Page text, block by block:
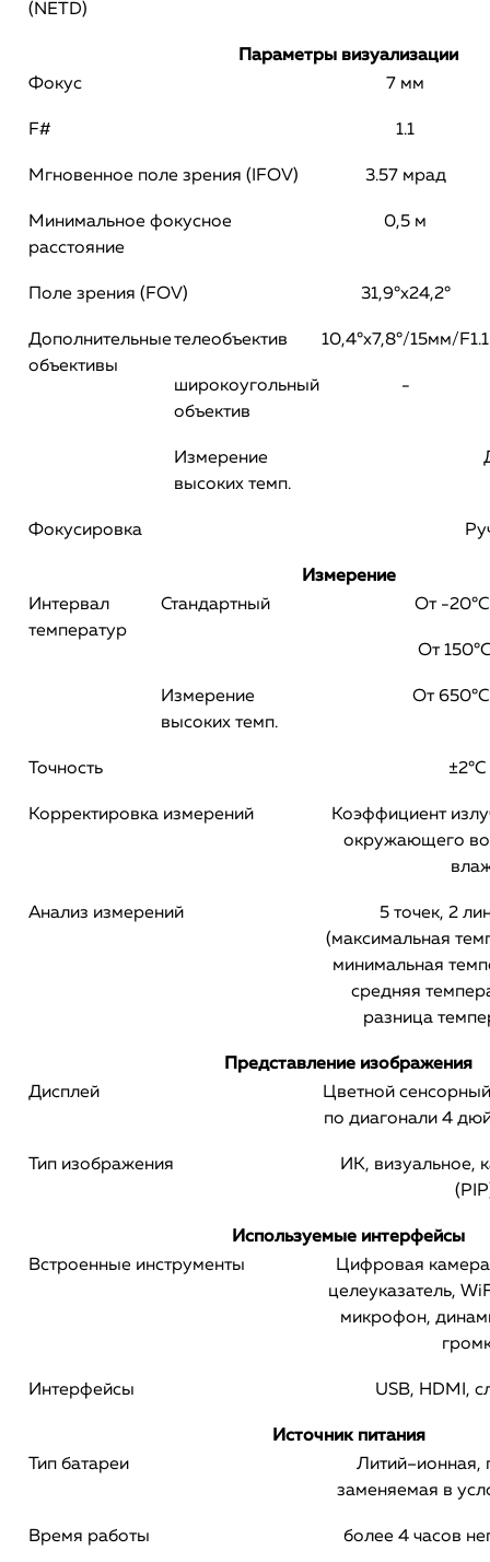
(NETD)
Параметры визуализации
Фокус
7 мм
F# 1.1
Мгновенное поле зрения (IFOV) 3.57 мрад
Минимальное фокусное
расстояние
0,5 м
Поле зрения (FOV) 31,9°х24,2°
Дополнительные
объективы
телеобъектив 10,4°х7,8°/15мм/F1.1
широкоугольный
объектив
-
Измерение
высоких темп.
Фокусировка
Измерение
Интервал
температур
Стандартный От -20°С
От
Измерение
высоких темп.
От
Точность
Корректировка измерений
Коэффициент
окружающего
Анализ измерений
5 точек, 2
(максимальная
минимальная
средняя
разница
Представление изображения
Дисплей
Цветной
по диагонали 4
Тип изображения
ИК, визуальное,
Используемые интерфейсы
Встроенные инструменты
Цифровая
целеуказатель,
микрофон,
Интерфейсы USB, HDMI,
Источник питания
Тип батареи
Литий–ионная,
заменяемая в
Время работы более 4 часов